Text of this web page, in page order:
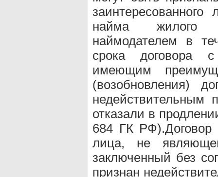
найма жилого
наймодателем в
срока договора
имеющим
(возобновления)
недействительным
отказали в
684 ГК РФ).Договор
лица, не
заключенный без
признан